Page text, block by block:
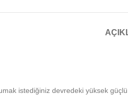
istediğiniz devredeki yüksek